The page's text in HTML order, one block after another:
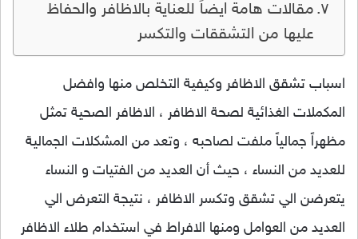
مقالات هامة ايضاً للعناية بالاظافر والحفاظ
عليها من التشققات والتكسر
اسباب تشقق الاظافر وكيفية التخلص منها وافضل
المكملات الغذائية لصحة الاظافر ، الاظافر الصحية تمثل
مظهراً جمالياً ملفت لصاحبه ، وتعد من المشكلات الجمالية
للعديد من النساء ، حيث أن العديد من الفتيات و النساء
يتعرضن الي تشقق وتكسر الاظافر ، نتيجة التعرض الي
العديد من العوامل ومنها الافراط في استخدام طلاء الاظافر